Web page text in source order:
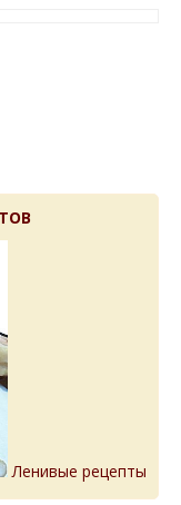
Ленивые рецепты